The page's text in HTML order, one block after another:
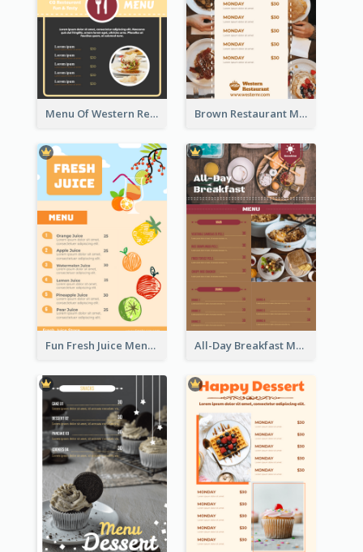
Menu Of Western Restaurant In Simple Layout Brown Restaurant Menu With Clear Information
Fun Fresh Juice Menu With Graphics Of Fruit All-Day Breakfast Menu In Brown And Red